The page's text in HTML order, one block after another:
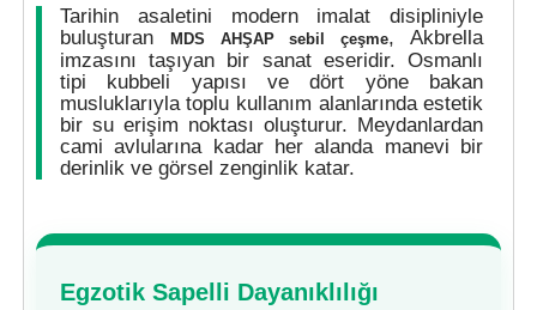
Tarihin asaletini modern imalat disipliniyle
buluşturan
MDS AHŞAP sebil çeşme, Akbrella
imzasını taşıyan bir sanat eseridir. Osmanlı
tipi kubbeli yapısı ve dört yöne bakan
musluklarıyla toplu kullanım alanlarında estetik
bir su erişim noktası oluşturur. Meydanlardan
cami avlularına kadar her alanda manevi bir
derinlik ve görsel zenginlik katar.
Egzotik Sapelli Dayanıklılığı